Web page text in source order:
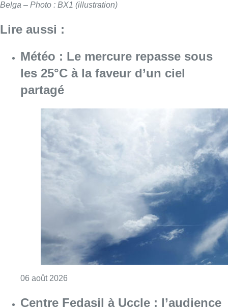
Belga – Photo : BX1 (illustration)
Lire aussi :
Météo : Le mercure repasse sous
les 25°C à la faveur d’un ciel
partagé
06 août 2026
Centre Fedasil à Uccle : l’audience